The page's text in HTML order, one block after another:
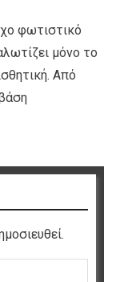
φωτιστικό
μόνο το
Από